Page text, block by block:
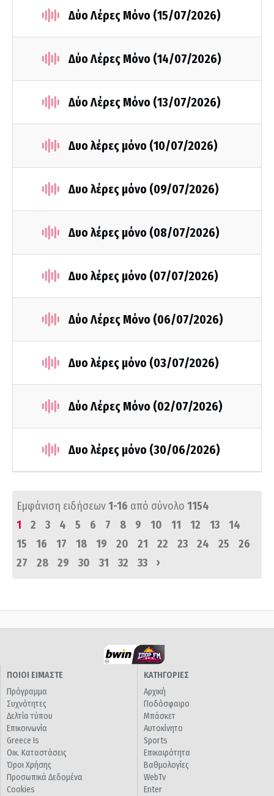
Δύο Λέρες Μόνο (15/07/2026)
Δύο Λέρες Μόνο (14/07/2026)
Δύο Λέρες Μόνο (13/07/2026)
Δυο λέρες μόνο (10/07/2026)
Δυο λέρες μόνο (09/07/2026)
Δυο λέρες μόνο (08/07/2026)
Δυο λέρες μόνο (07/07/2026)
Δύο Λέρες Μόνο (06/07/2026)
Δυο λέρες μόνο (03/07/2026)
Δύο Λέρες Μόνο (02/07/2026)
Δυο λέρες μόνο (30/06/2026)
Εμφάνιση ειδήσεων1-16 από σύνολο 1154
1
2 3 4 5 6 7 8 9 10 11 12 13
14
15
16 17 18 19 20 21 22 23 24 25
26
27
28 29 30 31 32 33 ›
ΠΟΙΟΙ ΕΙΜΑΣΤΕ
Πρόγραμμα
Συχνότητες
Δελτία τύπου
Επικοινωνία
Greece Is
Οικ. Καταστάσεις
Όροι Χρήσης
Προσωπικά Δεδομένα
Cookies
ΚΑΤΗΓΟΡΙΕΣ
Αρχική
Ποδόσφαιρο
Μπάσκετ
Αυτοκίνητο
Sports
Επικαιρότητα
Βαθμολογίες
WebTv
Enter